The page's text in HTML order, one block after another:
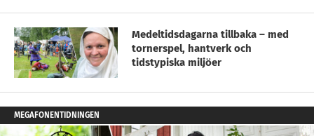
Medeltidsdagarna tillbaka – med
tornerspel, hantverk och
tidstypiska miljöer
MEGAFONENTIDNINGEN